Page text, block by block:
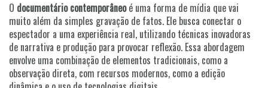
O documentário contemporâneoé uma forma de mídia que vai
muito além da simples gravação de fatos. Ele busca conectar o
espectador a uma experiência real, utilizando técnicas inovadoras
de narrativa e produção para provocar reflexão. Essa abordagem
envolve uma combinação de elementos tradicionais, como a
observação direta, com recursos modernos, como a edição